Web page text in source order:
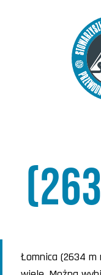
Łomnica (2634 m